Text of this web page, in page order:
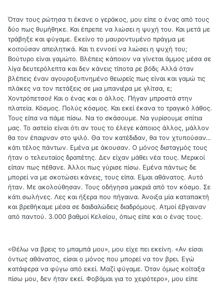
Όταν τους ρώτησα τι έκανε ο γεράκος, μου είπε ο ένας από τους
δύο πως θυμήθηκε. Και έπρεπε να λιώσει η ψυχή του. Και μετά με
τράβηξε και φύγαμε. Εκείνο το μαυροντυμένο πράγμα με
κοιτούσαν απειλητικά. Και τι εννοεί να λιώσει η ψυχή του;
Βούτυρο είναι γαμώτο. Βλέπεις κάποιον να γίνεται άμμος μέσα σε
λίγα δευτερόλεπτα και δεν κάνεις τίποτα ρε βόδι; Αλλά όταν
βλέπεις έναν αγουροξυπνημένο θεωρείς πως είναι και γαμώ τις
πλάκες να τον πετάξεις σε μια μπανιέρα με γλίτσα, ε;
Χοντρόπετσοι! Και ο ένας και ο άλλος. Πήγαν μπροστά στην
πλατεία. Κόσμος. Πολύς κόσμος. Και εκεί έκανα το τραγικό λάθος.
Τους είπα να πάμε πίσω. Να το σκάσουμε. Να γυρίσουμε σπίτια
μας. Το αστείο είναι ότι αν τους το έλεγε κάποιος άλλος, μάλλον
θα τον έπαιρναν στο ψιλό. Θα τον κατέδιδαν, θα τον χτυπούσαν…
κάτι τέλος πάντων. Εμένα με άκουσαν. Ο μόνος δισταγμός τους
ήταν ο τελευταίος δραπέτης. Δεν είχαν μάθει νέα τους. Μερικοί
είπαν πως πέθανε. Άλλοι πως γύρισε πίσω. Εμένα πάντως δε
μπορεί να με σκοτώσει κάνεις, τους είπα. Είμαι αθάνατος. Αυτό
ήταν. Με ακολούθησαν. Τους οδήγησα μακριά από τον κόσμο. Σε
κάτι σωλήνες. Λες και ήξερα που πήγαινα. Άνοιξα μία καταπακτή
και βρεθήκαμε μέσα σε δαιδαλώδεις διαδρόμους. Ατμοί έβγαιναν
από παντού. 3.000 βαθμοί Κελσίου, όπως είπε και ο ένας τους.
«Θέλω να βρεις το μπαμπά μου», μου είχε πει εκείνη. «Αν είσαι
όντως αθάνατος, είσαι ο μόνος που μπορεί να τον βρει. Εγώ
κατάφερα να φύγω από εκεί. Μαζί φύγαμε. Όταν όμως κοίταξα
πίσω μου, δεν ήταν εκεί. Φοβάμαι για το χειρότερο», μου είπε